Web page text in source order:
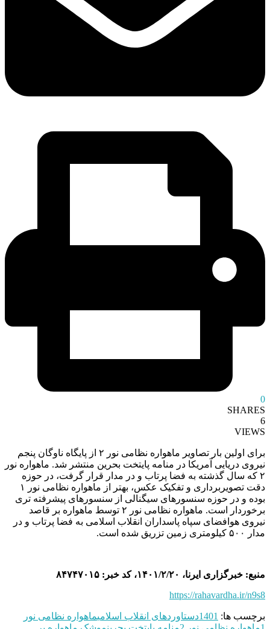
0
SHARES
6
VIEWS
برای اولین بار تصاویر ماهواره نظامی نور ۲ از پایگاه ناوگان پنجم
نیروی دریایی آمریکا در منامه پایتخت بحرین منتشر شد. ماهواره نور
۲ که سال گذشته به فضا پرتاب و در مدار قرار گرفت، در حوزه
دقت تصویربرداری و تفکیک عکس، بهتر از ماهواره نظامی نور ۱
بوده و در حوزه سنسورهای سیگنالی از سنسورهای پیشرفته ‌تری
برخوردار است. ماهواره نظامی نور ۲ توسط ماهواره‌ بر قاصد
نیروی هوافضای سپاه پاسداران انقلاب اسلامی به فضا پرتاب و در
مدار ۵۰۰ کیلومتری زمین تزریق شده است.
منبع: خبرگزاری ایرنا، ۱۴۰۱/۲/۲۰، کد خبر: ۸۴۷۴۷۰۱۵
https://rahavardha.ir/n9s8
برچسب ها: 1401دستاوردهای انقلاب اسلامیماهواره نظامی نور